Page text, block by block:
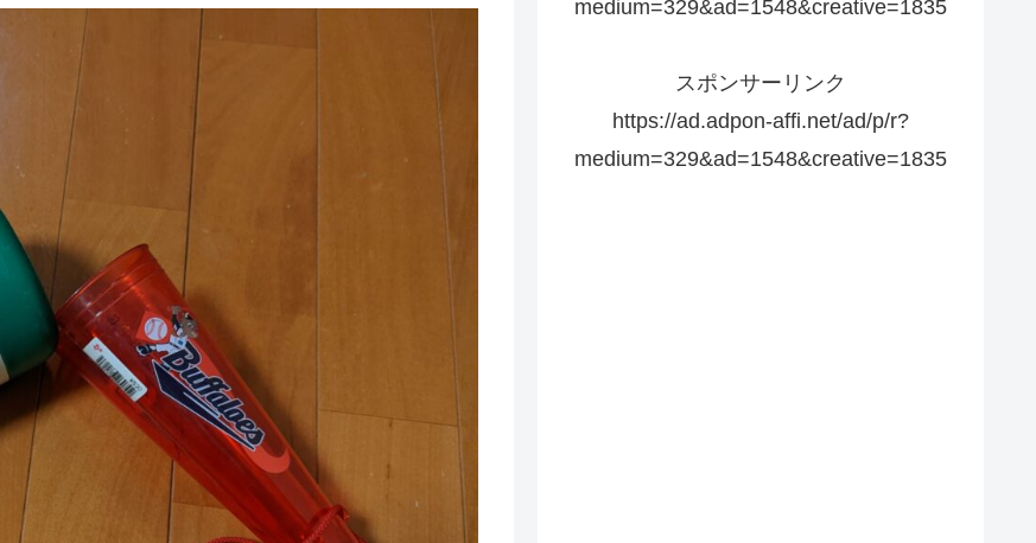
medium=329&ad=1548&creative=1835
スポンサーリンク
https://ad.adpon-affi.net/ad/p/r?
medium=329&ad=1548&creative=1835